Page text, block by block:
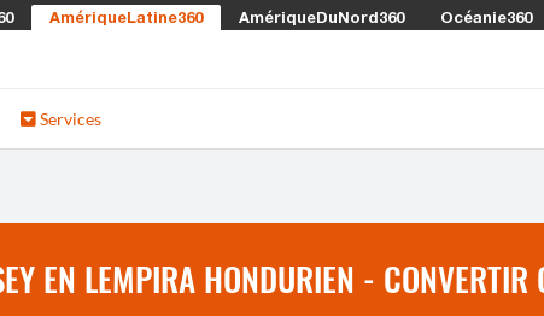
AmériqueLatine360 AmériqueDuNord360 Océanie360
Services
EN LEMPIRA HONDURIEN -